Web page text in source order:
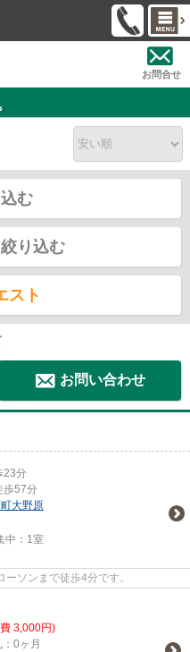
お問合せ
む
り込む
スト
お問い合わせ
23分
歩57分
大野原
： 1室
ソンまで徒歩4分です。
3,000円)
0ヶ月